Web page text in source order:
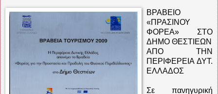
ΒΡΑΒΕΙΟ
«ΠΡΑΣΙΝΟΥ
ΦΟΡΕΑ» ΣΤΟ
ΔΗΜΟ ΘΕΣΤΙΕΩΝ
ΑΠΟ ΤΗΝ
ΠΕΡΙΦΕΡΕΙΑ ΔΥΤ.
ΕΛΛΑΔΟΣ
Σε πανηγυρική